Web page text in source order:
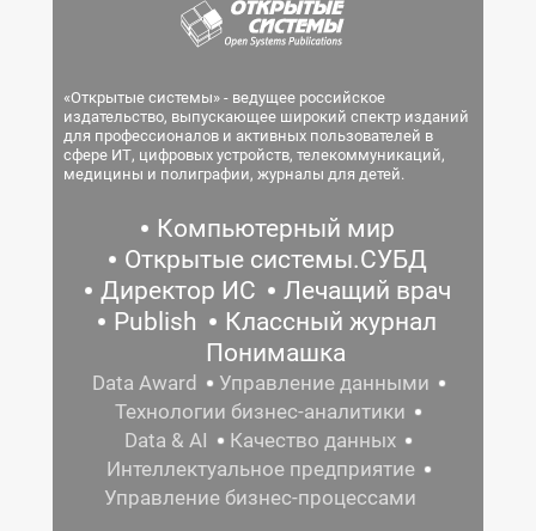
«Открытые системы» - ведущее российское
издательство, выпускающее широкий спектр изданий
для профессионалов и активных пользователей в
сфере ИТ, цифровых устройств, телекоммуникаций,
медицины и полиграфии, журналы для детей.
Компьютерный мир
Открытые системы.СУБД
Директор ИС
Лечащий врач
Publish
Классный журнал
Понимашка
Data Award
Управление данными
Технологии бизнес-аналитики
Data & AI
Качество данных
Интеллектуальное предприятие
Управление бизнес-процессами